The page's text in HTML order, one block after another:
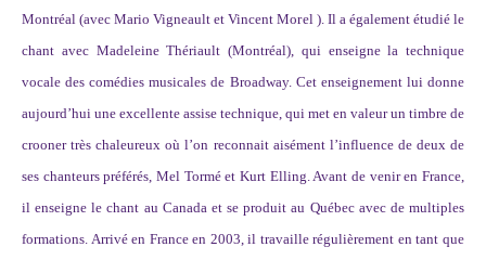
Montréal (avec Mario Vigneault et Vincent Morel ). Il a également étudié le
chant avec Madeleine Thériault (Montréal), qui enseigne la technique
vocale des comédies musicales de Broadway. Cet enseignement lui donne
aujourd’hui une excellente assise technique, qui met en valeur un timbre de
crooner très chaleureux où l’on reconnait aisément l’influence de deux de
ses chanteurs préférés, Mel Tormé et Kurt Elling. Avant de venir en France,
il enseigne le chant au Canada et se produit au Québec avec de multiples
formations. Arrivé en France en 2003, il travaille régulièrement en tant que